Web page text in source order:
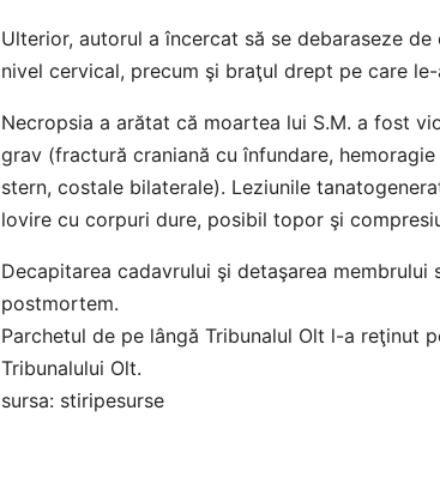
Ulterior, autorul a încercat să se debaraseze
nivel cervical, precum şi braţul drept pe care
Necropsia a arătat că moartea lui S.M. a fost
grav (fractură craniană cu înfundare,
stern, costale bilaterale). Leziunile
lovire cu corpuri dure, posibil topor şi
Decapitarea cadavrului şi detaşarea
postmortem.
Parchetul de pe lângă Tribunalul Olt l-a reţinut
Tribunalului Olt.
sursa: stiripesurse